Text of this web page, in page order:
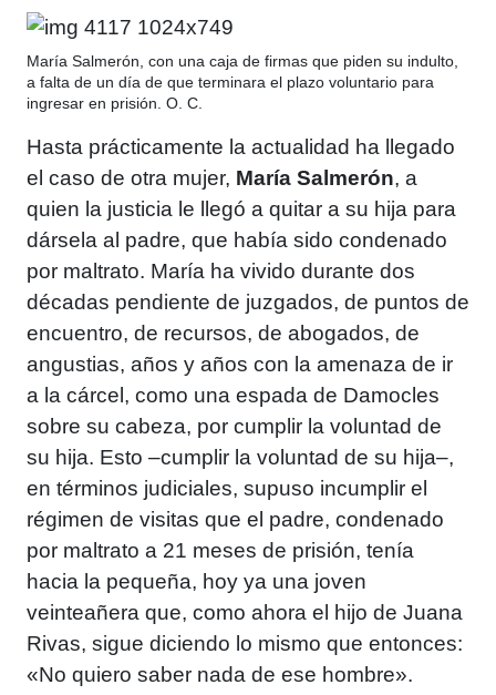
María Salmerón, con una caja de firmas que piden su indulto,
a falta de un día de que terminara el plazo voluntario para
ingresar en prisión. O. C.
Hasta prácticamente la actualidad ha llegado
el caso de otra mujer, María Salmerón, a
quien la justicia le llegó a quitar a su hija para
dársela al padre, que había sido condenado
por maltrato. María ha vivido durante dos
décadas pendiente de juzgados, de puntos de
encuentro, de recursos, de abogados, de
angustias, años y años con la amenaza de ir
a la cárcel, como una espada de Damocles
sobre su cabeza, por cumplir la voluntad de
su hija. Esto –cumplir la voluntad de su hija–,
en términos judiciales, supuso incumplir el
régimen de visitas que el padre, condenado
por maltrato a 21 meses de prisión, tenía
hacia la pequeña, hoy ya una joven
veinteañera que, como ahora el hijo de Juana
Rivas, sigue diciendo lo mismo que entonces:
«No quiero saber nada de ese hombre».